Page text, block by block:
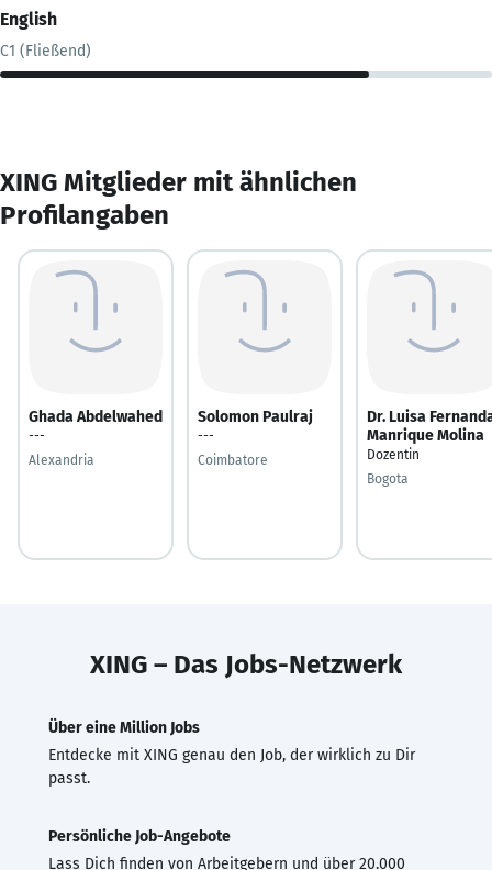
English
C1 (Fließend)
XING Mitglieder mit ähnlichen
Profilangaben
Ghada Abdelwahed
---
Alexandria
Solomon Paulraj
---
Coimbatore
Dr. Luisa
Manrique Molina
Dozentin
Bogota
XING – Das Jobs-Netzwerk
Über eine Million Jobs
Entdecke mit XING genau den Job, der wirklich zu Dir
passt.
Persönliche Job-Angebote
Lass Dich finden von Arbeitgebern und über 20.000